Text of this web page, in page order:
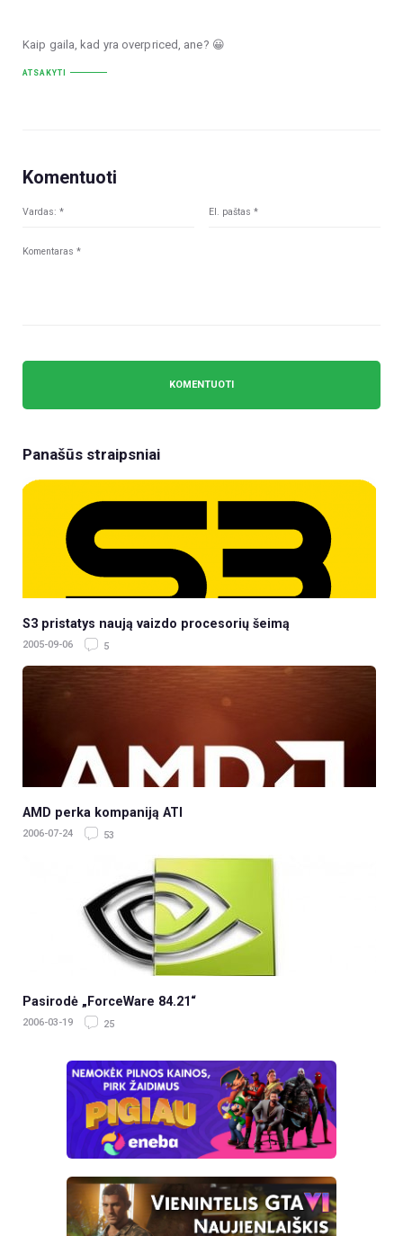
Kaip gaila, kad yra overpriced, ane? 😀
ATSAKYTI
Komentuoti
Panašūs straipsniai
S3 pristatys naują vaizdo procesorių šeimą
2005-09-06 5
AMD perka kompaniją ATI
2006-07-24 53
Pasirodė „ForceWare 84.21“
2006-03-19 25